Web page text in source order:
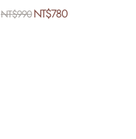
NT$990 NT$780